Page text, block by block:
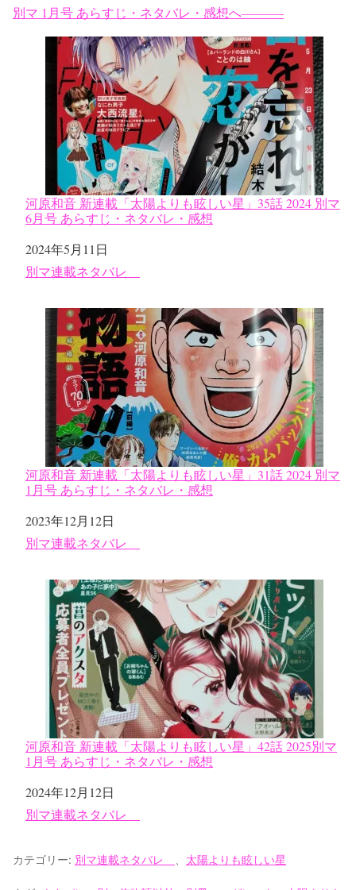
別マ 1月号 あらすじ・ネタバレ・感想へ———-
河原和音 新連載「太陽よりも眩しい星」35話 2024 別マ
6月号 あらすじ・ネタバレ・感想
日付
2024年5月11日
関連理由
別マ連載ネタバレ
河原和音 新連載「太陽よりも眩しい星」31話 2024 別マ
1月号 あらすじ・ネタバレ・感想
日付
2023年12月12日
関連理由
別マ連載ネタバレ
河原和音 新連載「太陽よりも眩しい星」42話 2025別マ
1月号 あらすじ・ネタバレ・感想
日付
2024年12月12日
関連理由
別マ連載ネタバレ
カテゴリー: 別マ連載ネタバレ 、 太陽よりも眩しい星